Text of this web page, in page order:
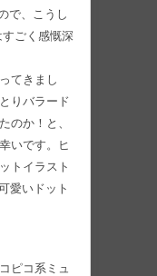
で、こうし
ごく感慨深
てきまし
りバラード
のか！と、
いです。ヒ
トイラスト
愛いドット
ピコ系ミュ